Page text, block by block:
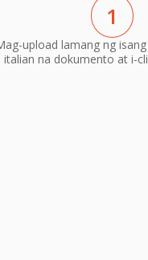
1
upload lamang ng
italian na dokumento at i-